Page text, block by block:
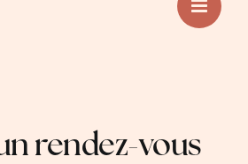
rendez-vous